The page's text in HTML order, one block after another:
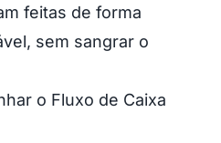
feitas de forma
sem sangrar o
o Fluxo de Caixa